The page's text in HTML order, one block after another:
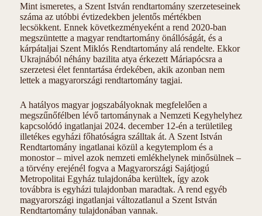
Mint ismeretes, a Szent István rendtartomány szerzeteseinek
száma az utóbbi évtizedekben jelentős mértékben
lecsökkent. Ennek következményeként a rend 2020-ban
megszüntette a magyar rendtartomány önállóságát, és a
kárpátaljai Szent Miklós Rendtartomány alá rendelte. Ekkor
Ukrajnából néhány bazilita atya érkezett Máriapócsra a
szerzetesi élet fenntartása érdekében, akik azonban nem
lettek a magyarországi rendtartomány tagjai.
A hatályos magyar jogszabályoknak megfelelően a
megszűnőfélben lévő tartománynak a Nemzeti Kegyhelyhez
kapcsolódó ingatlanjai 2024. december 12-én a területileg
illetékes egyházi főhatóságra szálltak át. A Szent István
Rendtartomány ingatlanai közül a kegytemplom és a
monostor – mivel azok nemzeti emlékhelynek minősülnek –
a törvény erejénél fogva a Magyarországi Sajátjogú
Metropolitai Egyház tulajdonába kerültek, így azok
továbbra is egyházi tulajdonban maradtak. A rend egyéb
magyarországi ingatlanjai változatlanul a Szent István
Rendtartomány tulajdonában vannak.